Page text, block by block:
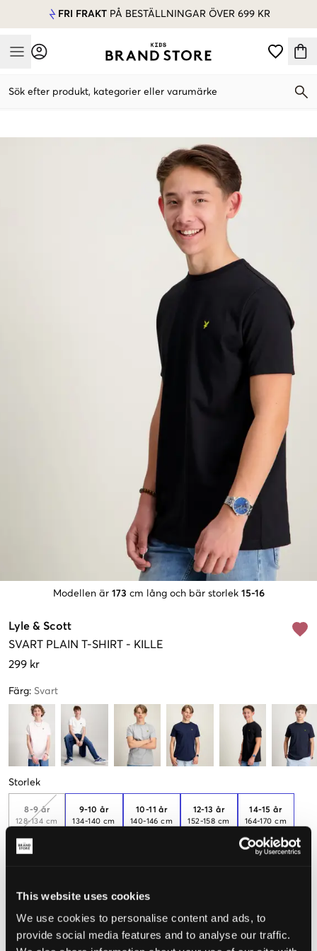
This website uses cookies
We use cookies to personalise content and ads, to
provide social media features and to analyse our traffic.
FRI FRAKT PÅ BESTÄLLNINGAR ÖVER 699 KR
Mobile Menu
Sök efter produkt, kategorier eller varumärke
Modellen är 173 cm lång och bär storlek 15-16
Lyle & Scott
SVART PLAIN T-SHIRT - KILLE
299 kr
Färg: Svart
Storlek
8-9 år
128-134 cm
9-10 år
134-140 cm
10-11 år
140-146 cm
12-13 år
152-158 cm
14-15 år
164-170 cm
Upplevd storlek